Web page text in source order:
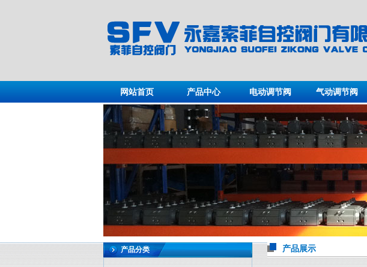
网站首页 产品中心 电动调节阀 气动调节阀
产品分类 产品展示